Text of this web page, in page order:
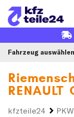
Fahrzeug auswählen
kfzteile24